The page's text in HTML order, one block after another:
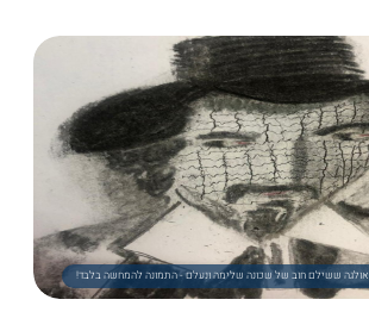
אולגה ששילם חוב של שכונה שלימה ונעלם - התמונה להמחשה בלבד!